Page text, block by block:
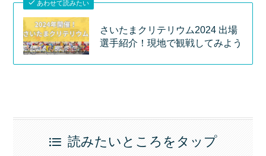
あわせて読みたい
さいたまクリテリウム2024 出場
選手紹介！現地で観戦してみよう
読みたいところをタップ